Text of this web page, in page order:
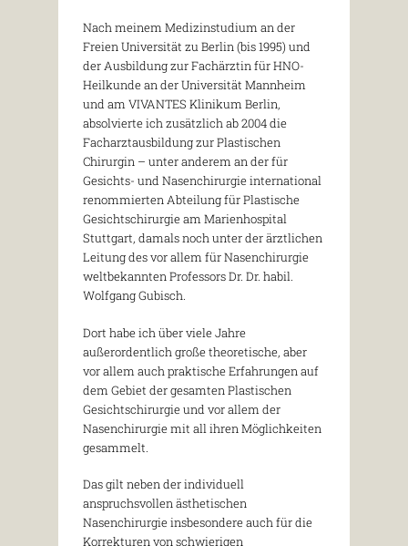
Nach meinem Medizinstudium an der
Freien Universität zu Berlin (bis 1995) und
der Ausbildung zur Fachärztin für HNO-
Heilkunde an der Universität Mannheim
und am VIVANTES Klinikum Berlin,
absolvierte ich zusätzlich ab 2004 die
Facharztausbildung zur Plastischen
Chirurgin – unter anderem an der für
Gesichts- und Nasenchirurgie international
renommierten Abteilung für Plastische
Gesichtschirurgie am Marienhospital
Stuttgart, damals noch unter der ärztlichen
Leitung des vor allem für Nasenchirurgie
weltbekannten Professors Dr. Dr. habil.
Wolfgang Gubisch.
Dort habe ich über viele Jahre
außerordentlich große theoretische, aber
vor allem auch praktische Erfahrungen auf
dem Gebiet der gesamten Plastischen
Gesichtschirurgie und vor allem der
Nasenchirurgie mit all ihren Möglichkeiten
gesammelt.
Das gilt neben der individuell
anspruchsvollen ästhetischen
Nasenchirurgie insbesondere auch für die
Korrekturen von schwierigen